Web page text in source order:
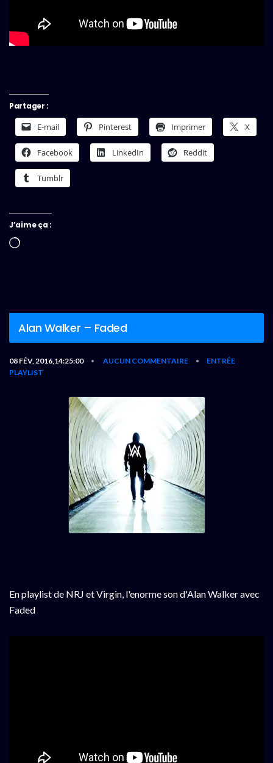
Partager :
E-mail Pinterest Imprimer X
Facebook LinkedIn Reddit
Tumblr
J’aime ça :
Chargement…
Alan Walker – Faded
08 FÉV, 2016,14:25:00 • AUCUN COMMENTAIRE •
ENTRÉE
PLAYLIST
En playlist de NRJ et Virgin, l'enorme son d'Alan Walker avec
Faded